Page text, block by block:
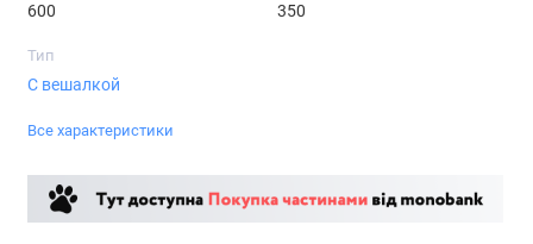
600 350
Тип
С вешалкой
Все характеристики